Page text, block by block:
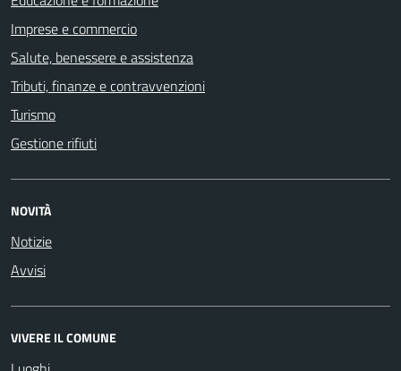
Imprese e commercio
Salute, benessere e assistenza
Tributi, finanze e contravvenzioni
Turismo
Gestione rifiuti
NOVITÀ
Notizie
Avvisi
VIVERE IL COMUNE